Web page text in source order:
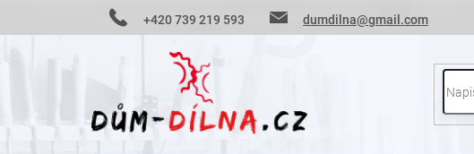
+420 739 219 593 dumdilna@gmail.com